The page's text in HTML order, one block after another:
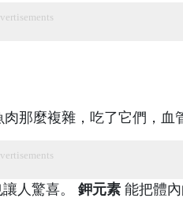
那麼複雜，吃了它們，血
人驚喜。 鉀元素 能把體內